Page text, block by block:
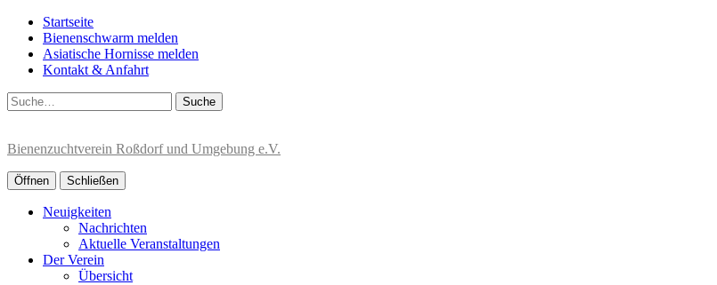
Startseite
Bienenschwarm melden
Asiatische Hornisse melden
Kontakt & Anfahrt
Suche
Bienenzuchtverein Roßdorf und Umgebung e.V.
Öffnen Schließen
Neuigkeiten
Nachrichten
Aktuelle Veranstaltungen
Der Verein
Übersicht